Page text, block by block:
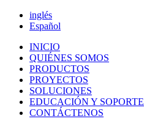
inglés
Español
INICIO
QUIÉNES SOMOS
PRODUCTOS
PROYECTOS
SOLUCIONES
EDUCACIÓN Y SOPORTE
CONTÁCTENOS